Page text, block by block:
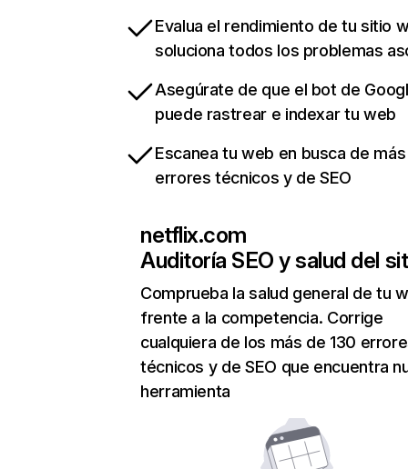
Evalua el rendimiento de tu sitio
soluciona todos los problemas
Asegúrate de que el bot de
puede rastrear e indexar tu web
Escanea tu web en busca de
errores técnicos y de SEO
netflix.com
Auditoría SEO y salud del
Comprueba la salud general de tu
frente a la competencia. Corrige
cualquiera de los más de 130
técnicos y de SEO que encuentra
herramienta